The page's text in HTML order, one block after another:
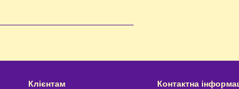
Клієнтам Контактна